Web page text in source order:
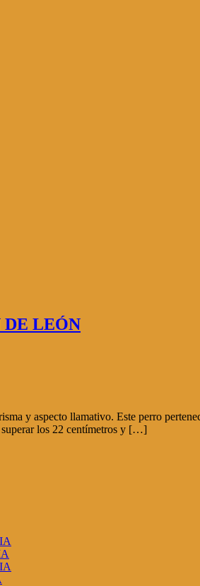
DE LEÓN
y aspecto llamativo. Este perro
superar los 22 centímetros y […]